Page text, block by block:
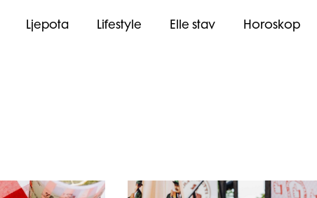
Ljepota Lifestyle Elle stav Horoskop